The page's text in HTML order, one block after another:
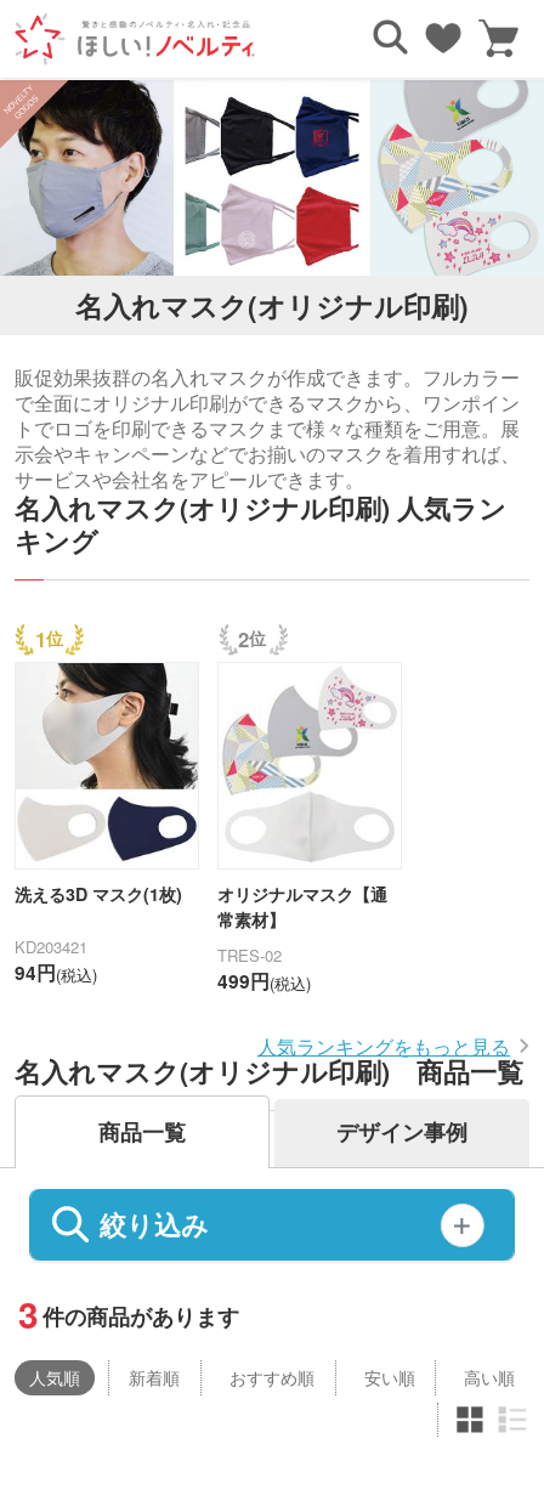
TOP 除菌・感染対策グッズ 名入れマスク(オリジナル印刷)
名入れマスク(オリジナル印刷)
販促効果抜群の名入れマスクが作成できます。フルカラー
で全面にオリジナル印刷ができるマスクから、ワンポイン
トでロゴを印刷できるマスクまで様々な種類をご用意。展
示会やキャンペーンなどでお揃いのマスクを着用すれば、
サービスや会社名をアピールできます。
名入れマスク(オリジナル印刷) 人気ラン
キング
1
洗える3D マスク(1枚)
KD203421
94円(税込)
2
オリジナルマスク【通
常素材】
TRES-02
499円(税込)
人気ランキングをもっと見る
名入れマスク(オリジナル印刷) 商品一覧
商品一覧 デザイン事例
絞り込み
3件の商品があります
人気順 新着順 おすすめ順 安い順 高い順